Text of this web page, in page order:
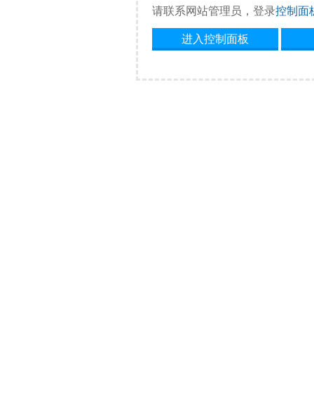
请联系网站管理员，登录控制面
进入控制面板